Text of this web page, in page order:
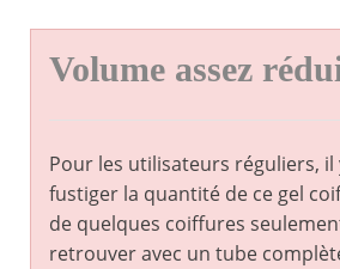
Volume assez
Pour les utilisateurs réguliers, il
fustiger la quantité de ce gel
de quelques coiffures
retrouver avec un tube